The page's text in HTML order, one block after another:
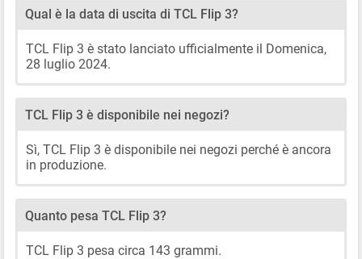
Qual è la data di uscita di TCL Flip 3?
TCL Flip 3 è stato lanciato ufficialmente il Domenica,
28 luglio 2024.
TCL Flip 3 è disponibile nei negozi?
Sì, TCL Flip 3 è disponibile nei negozi perché è ancora
in produzione.
Quanto pesa TCL Flip 3?
TCL Flip 3 pesa circa 143 grammi.